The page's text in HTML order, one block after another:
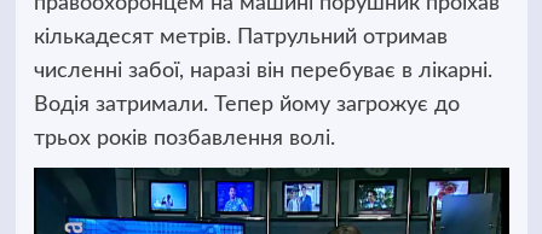
кількадесят метрів. Патрульний отримав
численні забої, наразі він перебуває в лікарні.
Водія затримали. Тепер йому загрожує до
трьох років позбавлення волі.
Відеопрогравач